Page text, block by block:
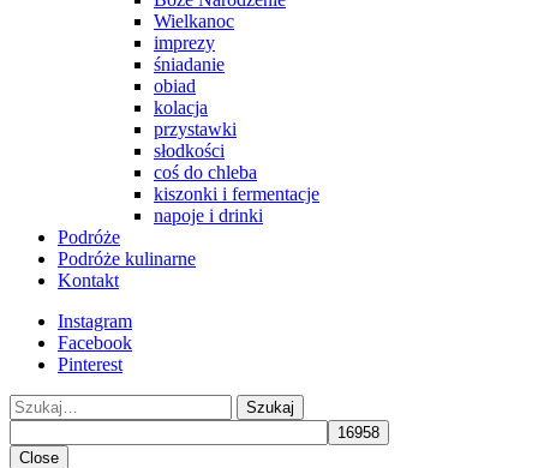
Wielkanoc
imprezy
śniadanie
obiad
kolacja
przystawki
słodkości
coś do chleba
kiszonki i fermentacje
napoje i drinki
Podróże
Podróże kulinarne
Kontakt
Instagram
Facebook
Pinterest
Szukaj
Close